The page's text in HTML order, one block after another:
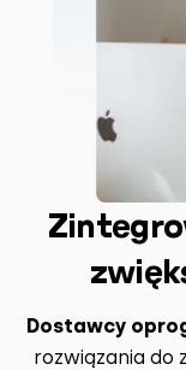
Dostawcy
rozwiązania do